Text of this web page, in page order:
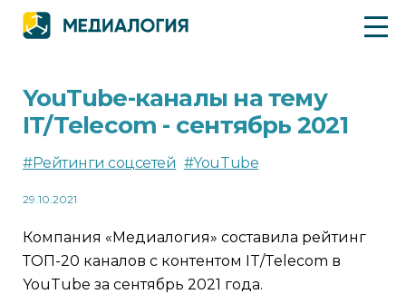
YouTube-каналы на тему
IT/Telecom - сентябрь 2021
#Рейтинги соцсетей #YouTube
29.10.2021
Компания «Медиалогия» составила рейтинг
ТОП-20 каналов с контентом IT/Telecom в
YouTube за сентябрь 2021 года.